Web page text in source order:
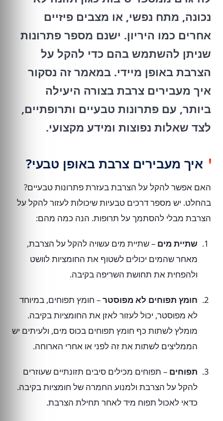
נכונה, מתח נפשי, או מצבים פיזיים
אחרים כמו היריון. ישנם מספר פתרונות
שניתן להשתמש בהם כדי להקל על
הצרבת באופן מיידי. במאמר זה נסקור
איך מעבירים צרבת בצורה היעילה
ביותר, עם פתרונות טבעיים ותרופתיים,
לצד שאלות נפוצות ומידע מקצועי.
איך מעבירים צרבת באופן טבעי?
האם אפשר להקל על הצרבת בעזרת פתרונות טבעיים?
בהחלט. יש מספר דרכים טבעיות שיכולות לעזור להקל על
הצרבת מבלי להסתמך על תרופות. הנה כמה מהם:
שתיית מים – שתיית מים עשויה להקל על הצרבת,
מאחר שהמים יכולים לשטוף את החומציות לוושט
ולהפחית את תחושת השריפה בקיבה.
חומץ תפוחים לא מפוסטר– חומץ תפוחים, במיוחד
לא מפוסטר, יכול לעזור לאזן את החומציות בקיבה.
מומלץ לשתות כף חומץ תפוחים בכוס מים, ולעיתים יש
הממליצים לשתות את זה לפני או אחרי הארוחה.
תפוחים – תפוחים מכילים סיבים תזונתיים שעוזרים
להקל על הצרבת ולמנוע החמרה של חומציות בקיבה.
כדאי לאכול תפוח מיד לאחר תחילת הצרבת.